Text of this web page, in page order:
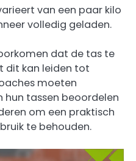
van een paar kilo
volledig geladen.
dat de tas te
dit kan leiden tot
moeten
tassen beoordelen
om een praktisch
te behouden.